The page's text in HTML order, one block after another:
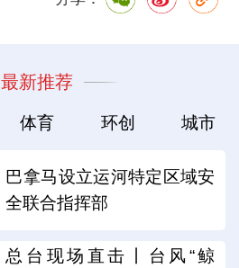
最新推荐
体育 环创 城市
巴拿马设立运河特定区域安
全联合指挥部
总台现场直击丨台风“鲸